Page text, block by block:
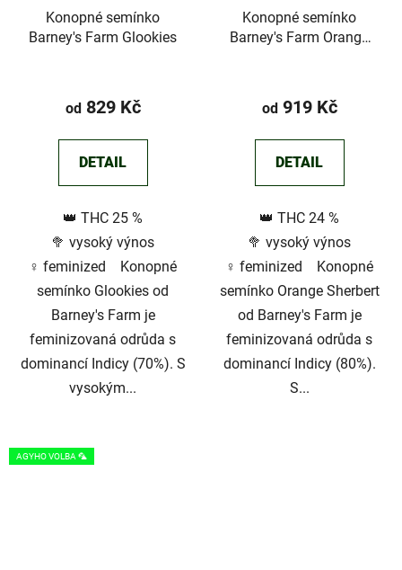
Konopné semínko
Barney's Farm Glookies
od829 Kč
DETAIL
👑 THC 25 %
🥦 vysoký výnos
♀️ feminized Konopné
semínko Glookies od
Barney's Farm je
feminizovaná odrůda s
dominancí Indicy (70%). S
vysokým...
Konopné semínko
Barney's Farm Orange
hodnocení
je
5,0
5
hvězdiček.
od919 Kč
DETAIL
👑 THC 24 %
🥦 vysoký výnos
♀️ feminized Konopné
semínko Orange Sherbert
od Barney's Farm je
feminizovaná odrůda s
dominancí Indicy (80%).
S...
AGYHO VOLBA 🦜